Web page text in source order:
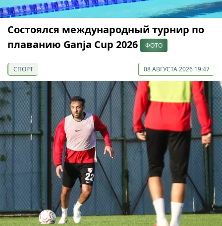
Состоялся международный турнир по
плаванию Ganja Cup 2026
ФОТО
СПОРТ 08 АВГУСТА 2026 19:47